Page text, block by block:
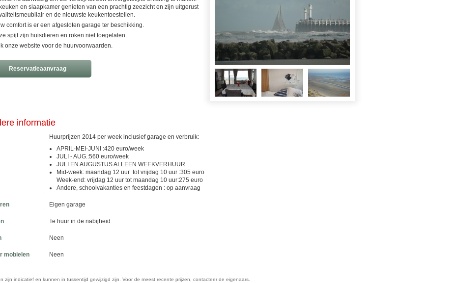
en slaapkamer genieten van een prachtig zeezicht en zijn uitgerust
en de nieuwste keukentoestellen.
comfort is er een afgesloten garage ter beschikking.
spijt zijn huisdieren en roken niet toegelaten.
onze website voor de huurvoorwaarden.
Reservatieaanvraag
informatie
Huurprijzen 2014 per week inclusief garage en verbruik:
APRIL-MEI-JUNI :420 euro/week
JULI - AUG.:560 euro/week
JULI EN AUGUSTUS ALLEEN WEEKVERHUUR
Mid-week: maandag 12 uur tot vrijdag 10 uur :305 euro
Week-end: vrijdag 12 uur tot maandag 10 uur:275 euro
Andere, schoolvakanties en feestdagen : op aanvraag
Eigen garage
Te huur in de nabijheid
Neen
mobielen Neen
zijn indicatief en kunnen in tussentijd gewijzigd zijn. Voor de meest recente prijzen, contacteer de eigenaars.